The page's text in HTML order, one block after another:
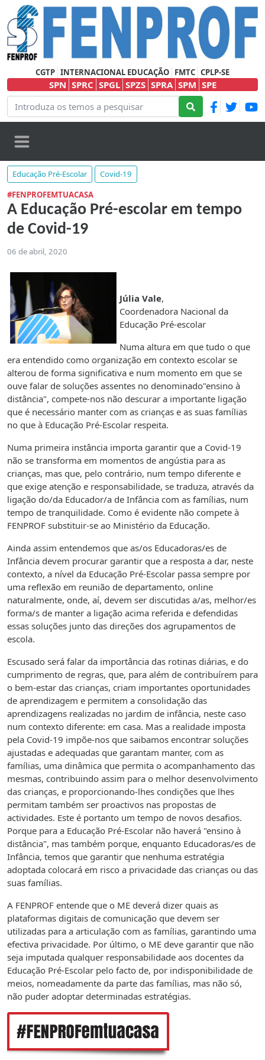
CGTP INTERNACIONAL EDUCAÇÃO FMTC CPLP-SE
SPN SPRC SPGL SPZS SPRA SPM SPE
Educação Pré-Escolar
Covid-19
#FENPROFEMTUACASA
A Educação Pré-escolar em tempo
de Covid-19
06 de abril, 2020
Júlia Vale,
Coordenadora Nacional da
Educação Pré-escolar
Numa altura em que tudo o que
era entendido como organização em contexto escolar se
alterou de forma significativa e num momento em que se
ouve falar de soluções assentes no denominado"ensino à
distância", compete-nos não descurar a importante ligação
que é necessário manter com as crianças e as suas famílias
no que à Educação Pré-Escolar respeita.
Numa primeira instância importa garantir que a Covid-19
não se transforma em momentos de angústia para as
crianças, mas que, pelo contrário, num tempo diferente e
que exige atenção e responsabilidade, se traduza, através da
ligação do/da Educador/a de Infância com as famílias, num
tempo de tranquilidade. Como é evidente não compete à
FENPROF substituir-se ao Ministério da Educação.
Ainda assim entendemos que as/os Educadoras/es de
Infância devem procurar garantir que a resposta a dar, neste
contexto, a nível da Educação Pré-Escolar passa sempre por
uma reflexão em reunião de departamento, online
naturalmente, onde, aí, devem ser discutidas a/as, melhor/es
forma/s de manter a ligação acima referida e defendidas
essas soluções junto das direções dos agrupamentos de
escola.
Escusado será falar da importância das rotinas diárias, e do
cumprimento de regras, que, para além de contribuírem para
o bem-estar das crianças, criam importantes oportunidades
de aprendizagem e permitem a consolidação das
aprendizagens realizadas no jardim de infância, neste caso
num contexto diferente: em casa. Mas a realidade imposta
pela Covid-19 impõe-nos que saibamos encontrar soluções
ajustadas e adequadas que garantam manter, com as
famílias, uma dinâmica que permita o acompanhamento das
mesmas, contribuindo assim para o melhor desenvolvimento
das crianças, e proporcionando-lhes condições que lhes
permitam também ser proactivos nas propostas de
actividades. Este é portanto um tempo de novos desafios.
Porque para a Educação Pré-Escolar não haverá "ensino à
distância", mas também porque, enquanto Educadoras/es de
Infância, temos que garantir que nenhuma estratégia
adoptada colocará em risco a privacidade das crianças ou das
suas famílias.
A FENPROF entende que o ME deverá dizer quais as
plataformas digitais de comunicação que devem ser
utilizadas para a articulação com as famílias, garantindo uma
efectiva privacidade. Por último, o ME deve garantir que não
seja imputada qualquer responsabilidade aos docentes da
Educação Pré-Escolar pelo facto de, por indisponibilidade de
meios, nomeadamente da parte das famílias, mas não só,
não puder adoptar determinadas estratégias.